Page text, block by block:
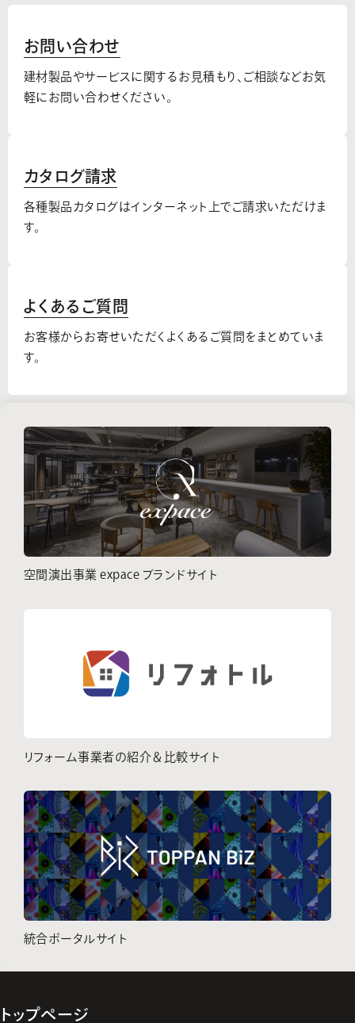
お問い合わせ
建材製品やサービスに関するお見積もり、 ご相談などお気
軽にお問い合わせください。
カタログ請求
各種製品カタログはインターネット上でご請求いただけま
す。
よくあるご質問
お客様からお寄せいただくよくあるご質問をまとめていま
す。
空間演出事業 expace ブランドサイト
リフォーム事業者の紹介＆比較サイト
統合ポータルサイト
トップページ